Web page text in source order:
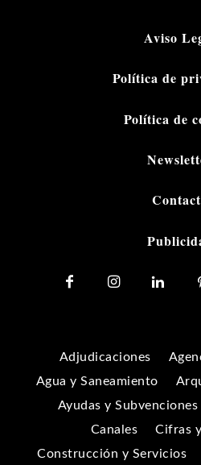
Aviso
Política de
Política de
Adjudicaciones
Agua y Saneamiento
Ayudas y Subvenciones
Canales
Cifras
Construcción y Servicios